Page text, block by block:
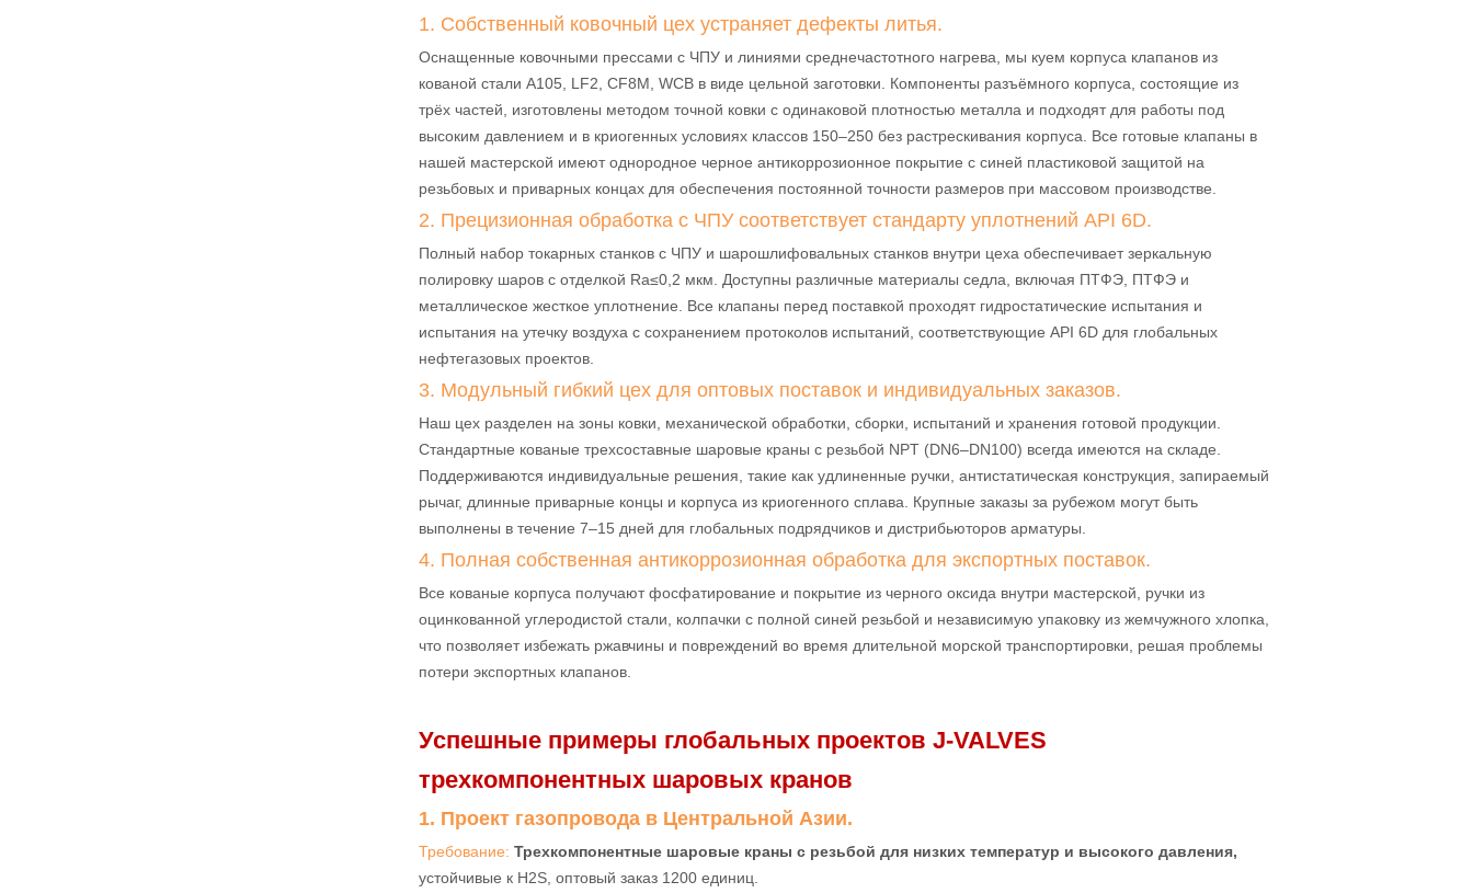
1. Собственный ковочный цех устраняет дефекты литья.
Оснащенные ковочными прессами с ЧПУ и линиями среднечастотного нагрева, мы куем корпуса клапанов из
кованой стали A105, LF2, CF8M, WCB в виде цельной заготовки. Компоненты разъёмного корпуса, состоящие из
трёх частей, изготовлены методом точной ковки с одинаковой плотностью металла и подходят для работы под
высоким давлением и в криогенных условиях классов 150–250 без растрескивания корпуса. Все готовые клапаны в
нашей мастерской имеют однородное черное антикоррозионное покрытие с синей пластиковой защитой на
резьбовых и приварных концах для обеспечения постоянной точности размеров при массовом производстве.
2. Прецизионная обработка с ЧПУ соответствует стандарту уплотнений API 6D.
Полный набор токарных станков с ЧПУ и шарошлифовальных станков внутри цеха обеспечивает зеркальную
полировку шаров с отделкой Ra≤0,2 мкм. Доступны различные материалы седла, включая ПТФЭ, ПТФЭ и
металлическое жесткое уплотнение. Все клапаны перед поставкой проходят гидростатические испытания и
испытания на утечку воздуха с сохранением протоколов испытаний, соответствующие API 6D для глобальных
нефтегазовых проектов.
3. Модульный гибкий цех для оптовых поставок и индивидуальных заказов.
Наш цех разделен на зоны ковки, механической обработки, сборки, испытаний и хранения готовой продукции.
Стандартные кованые трехсоставные шаровые краны с резьбой NPT (DN6–DN100) всегда имеются на складе.
Поддерживаются индивидуальные решения, такие как удлиненные ручки, антистатическая конструкция, запираемый
рычаг, длинные приварные концы и корпуса из криогенного сплава. Крупные заказы за рубежом могут быть
выполнены в течение 7–15 дней для глобальных подрядчиков и дистрибьюторов арматуры.
4. Полная собственная антикоррозионная обработка для экспортных поставок.
Все кованые корпуса получают фосфатирование и покрытие из черного оксида внутри мастерской, ручки из
оцинкованной углеродистой стали, колпачки с полной синей резьбой и независимую упаковку из жемчужного хлопка,
что позволяет избежать ржавчины и повреждений во время длительной морской транспортировки, решая проблемы
потери экспортных клапанов.
Успешные примеры глобальных проектов J-VALVES
трехкомпонентных шаровых кранов
1. Проект газопровода в Центральной Азии.
Требование: Трехкомпонентные шаровые краны с резьбой для низких температур и высокого давления,
устойчивые к H2S, оптовый заказ 1200 единиц.